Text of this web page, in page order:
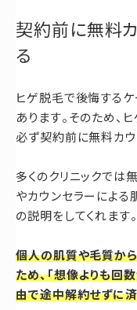
契約前に無料
る
ヒゲ脱毛で後悔する
あります。そのため、
必ず契約前に無料カウ
多くのクリニックでは
やカウンセラーによる
の説明をしてくれます。
個人の肌質や毛質か
ため、「想像よりも回
由で途中解約せずに済